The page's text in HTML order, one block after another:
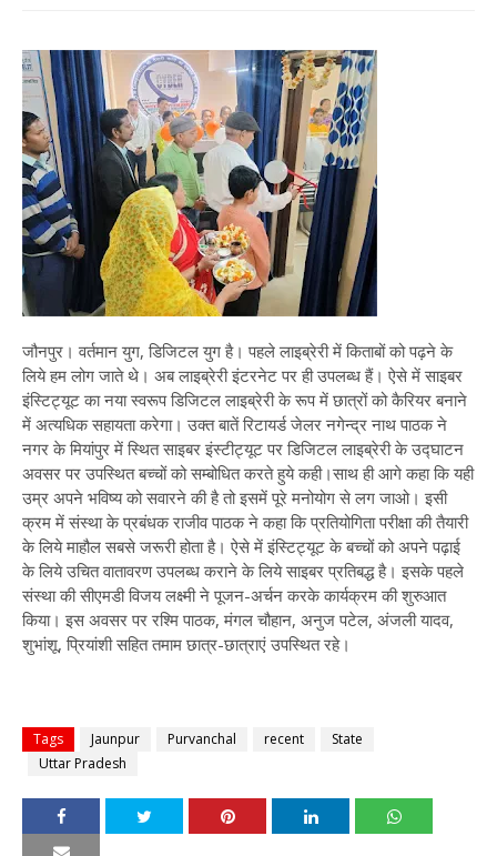
जौनपुर। वर्तमान युग, डिजिटल युग है। पहले लाइब्रेरी में किताबों को पढ़ने के
लिये हम लोग जाते थे। अब लाइब्रेरी इंटरनेट पर ही उपलब्ध हैं। ऐसे में साइबर
इंस्टिट्यूट का नया स्वरूप डिजिटल लाइब्रेरी के रूप में छात्रों को कैरियर बनाने
में अत्यधिक सहायता करेगा। उक्त बातें रिटायर्ड जेलर नगेन्द्र नाथ पाठक ने
नगर के मियांपुर में स्थित साइबर इंस्टीट्यूट पर डिजिटल लाइब्रेरी के उद्घाटन
अवसर पर उपस्थित बच्चों को सम्बोधित करते हुये कही।साथ ही आगे कहा कि यही
उम्र अपने भविष्य को सवारने की है तो इसमें पूरे मनोयोग से लग जाओ। इसी
क्रम में संस्था के प्रबंधक राजीव पाठक ने कहा कि प्रतियोगिता परीक्षा की तैयारी
के लिये माहौल सबसे जरूरी होता है। ऐसे में इंस्टिट्यूट के बच्चों को अपने पढ़ाई
के लिये उचित वातावरण उपलब्ध कराने के लिये साइबर प्रतिबद्ध है। इसके पहले
संस्था की सीएमडी विजय लक्ष्मी ने पूजन-अर्चन करके कार्यक्रम की शुरुआत
किया। इस अवसर पर रश्मि पाठक, मंगल चौहान, अनुज पटेल, अंजली यादव,
शुभांशू, प्रियांशी सहित तमाम छात्र-छात्राएं उपस्थित रहे।
Tags Jaunpur Purvanchal recent
State
Uttar Pradesh